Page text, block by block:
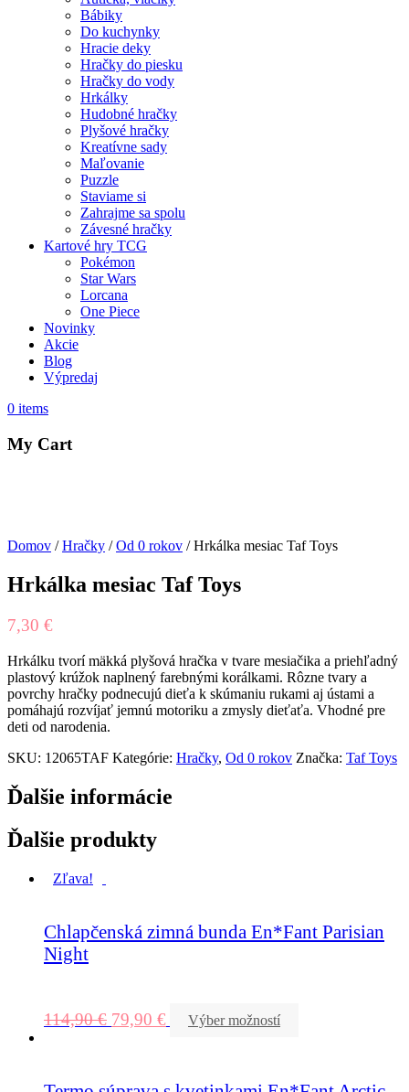
Bábiky
Do kuchynky
Hracie deky
Hračky do piesku
Hračky do vody
Hrkálky
Hudobné hračky
Plyšové hračky
Kreatívne sady
Maľovanie
Puzzle
Staviame si
Zahrajme sa spolu
Závesné hračky
Kartové hry TCG
Pokémon
Star Wars
Lorcana
One Piece
Novinky
Akcie
Blog
Výpredaj
0 items
My Cart
Domov /Hračky /Od 0 rokov / Hrkálka mesiac Taf Toys
Hrkálka mesiac Taf Toys
7,30 €
Hrkálku tvorí mäkká plyšová hračka v tvare mesiačika a priehľadný
plastový krúžok naplnený farebnými korálkami. Rôzne tvary a
povrchy hračky podnecujú dieťa k skúmaniu rukami aj ústami a
pomáhajú rozvíjať jemnú motoriku a zmysly dieťaťa. Vhodné pre
deti od narodenia.
SKU: 12065TAF Kategórie: Hračky, Od 0 rokov Značka: Taf Toys
Ďalšie informácie
Ďalšie produkty
Zľava!
Chlapčenská zimná bunda En*Fant Parisian
Night
114,90€ 79,90 € Výber možností